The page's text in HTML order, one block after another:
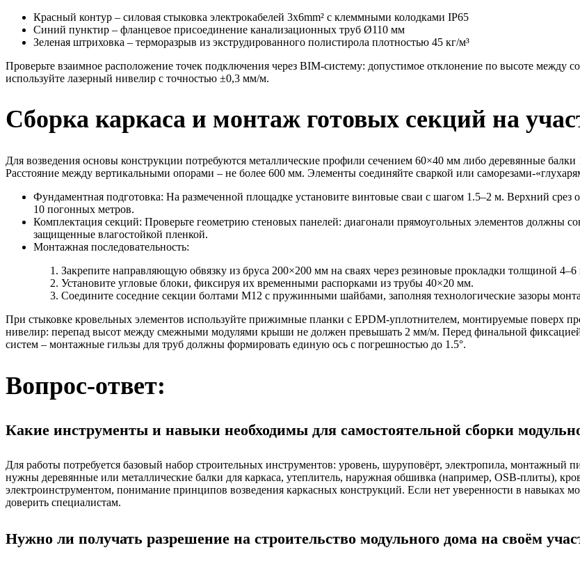
Красный контур – силовая стыковка электрокабелей 3x6mm² с клеммными колодками IP65
Синий пунктир – фланцевое присоединение канализационных труб Ø110 мм
Зеленая штриховка – терморазрыв из экструдированного полистирола плотностью 45 кг/м³
Проверьте взаимное расположение точек подключения через BIM-систему: допустимое отклонение по высоте
используйте лазерный нивелир с точностью ±0,3 мм/м.
Сборка каркаса и монтаж готовых секций на
Для возведения основы конструкции потребуются металлические профили сечением 60×40 мм либо деревянные
Расстояние между вертикальными опорами – не более 600 мм. Элементы соединяйте сваркой или саморезами-
Фундаментная подготовка: На размеченной площадке установите винтовые сваи с шагом 1.5–2 м. Верхний
10 погонных метров.
Комплектация секций: Проверьте геометрию стеновых панелей: диагонали прямоугольных элементов должны
защищенные влагостойкой пленкой.
Монтажная последовательность:
Закрепите направляющую обвязку из бруса 200×200 мм на сваях через резиновые прокладки толщиной
Установите угловые блоки, фиксируя их временными распорками из трубы 40×20 мм.
Соедините соседние секции болтами М12 с пружинными шайбами, заполняя технологические зазоры
При стыковке кровельных элементов используйте прижимные планки с EPDM-уплотнителем, монтируемые поверх
нивелир: перепад высот между смежными модулями крыши не должен превышать 2 мм/м. Перед финальной фиксацией
систем – монтажные гильзы для труб должны формировать единую ось с погрешностью до 1.5°.
Вопрос-ответ:
Какие инструменты и навыки необходимы для самостоятельной сборки
Для работы потребуется базовый набор строительных инструментов: уровень, шуруповёрт, электропила, монтажный
нужны деревянные или металлические балки для каркаса, утеплитель, наружная обшивка (например, OSB-плиты),
электроинструментом, понимание принципов возведения каркасных конструкций. Если нет уверенности в навыках
доверить специалистам.
Нужно ли получать разрешение на строительство модульного дома на своём